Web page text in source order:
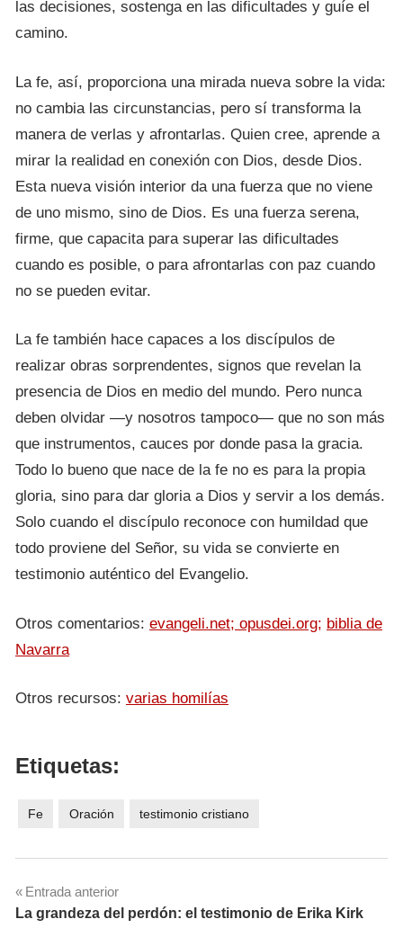
las decisiones, sostenga en las dificultades y guíe el
camino.
La fe, así, proporciona una mirada nueva sobre la vida:
no cambia las circunstancias, pero sí transforma la
manera de verlas y afrontarlas. Quien cree, aprende a
mirar la realidad en conexión con Dios, desde Dios.
Esta nueva visión interior da una fuerza que no viene
de uno mismo, sino de Dios. Es una fuerza serena,
firme, que capacita para superar las dificultades
cuando es posible, o para afrontarlas con paz cuando
no se pueden evitar.
La fe también hace capaces a los discípulos de
realizar obras sorprendentes, signos que revelan la
presencia de Dios en medio del mundo. Pero nunca
deben olvidar —y nosotros tampoco— que no son más
que instrumentos, cauces por donde pasa la gracia.
Todo lo bueno que nace de la fe no es para la propia
gloria, sino para dar gloria a Dios y servir a los demás.
Solo cuando el discípulo reconoce con humildad que
todo proviene del Señor, su vida se convierte en
testimonio auténtico del Evangelio.
Otros comentarios: evangeli.net; opusdei.org; biblia de
Navarra
Otros recursos: varias homilías
Etiquetas:
Fe Oración testimonio cristiano
Navegación
Entrada anterior
La grandeza del perdón: el testimonio de Erika Kirk